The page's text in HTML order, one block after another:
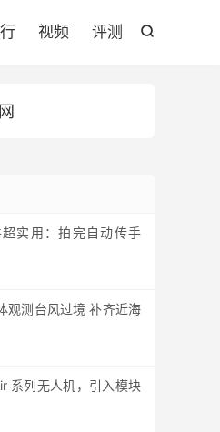

视频 评测
实用：拍完自动传手
观测台风过境 补齐近海
系列无人机，引入模块